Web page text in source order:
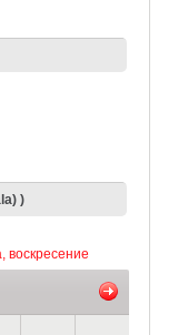
воскресение